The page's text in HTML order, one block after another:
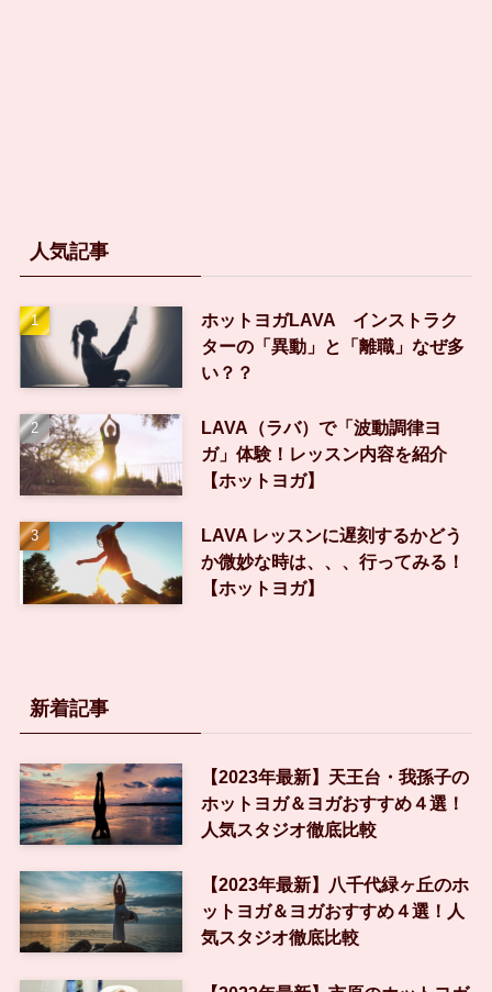
人気記事
ホットヨガLAVA インストラク
ターの「異動」と「離職」なぜ多
い？？
LAVA（ラバ）で「波動調律ヨ
ガ」体験！レッスン内容を紹介
【ホットヨガ】
LAVA レッスンに遅刻するかどう
か微妙な時は、、、行ってみる！
【ホットヨガ】
新着記事
【2023年最新】天王台・我孫子の
ホットヨガ＆ヨガおすすめ４選！
人気スタジオ徹底比較
【2023年最新】八千代緑ヶ丘のホ
ットヨガ＆ヨガおすすめ４選！人
気スタジオ徹底比較